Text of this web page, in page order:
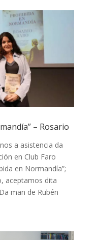
– Rosario
a asistencia da
en Club Faro
en Normandía”;
aceptamos dita
man de Rubén